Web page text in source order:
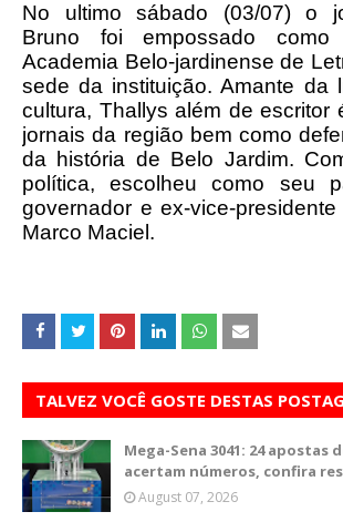
No ultimo sábado (03/07) o
Bruno foi empossado como
Academia Belo-jardinense de
sede da instituição. Amante da
cultura, Thallys além de escritor
jornais da região bem como
da história de Belo Jardim.
política, escolheu como seu
governador e ex-vice-
Marco Maciel.
TALVEZ VOCÊ GOSTE DESTAS
Mega-Sena 3041: 24 apostas
acertam números, confira
August 07, 2026